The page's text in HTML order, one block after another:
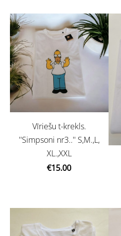
Vīriešu t-krekls.
''Simpsoni nr3..'' S,M.,L,
XL.,XXL
€15.00